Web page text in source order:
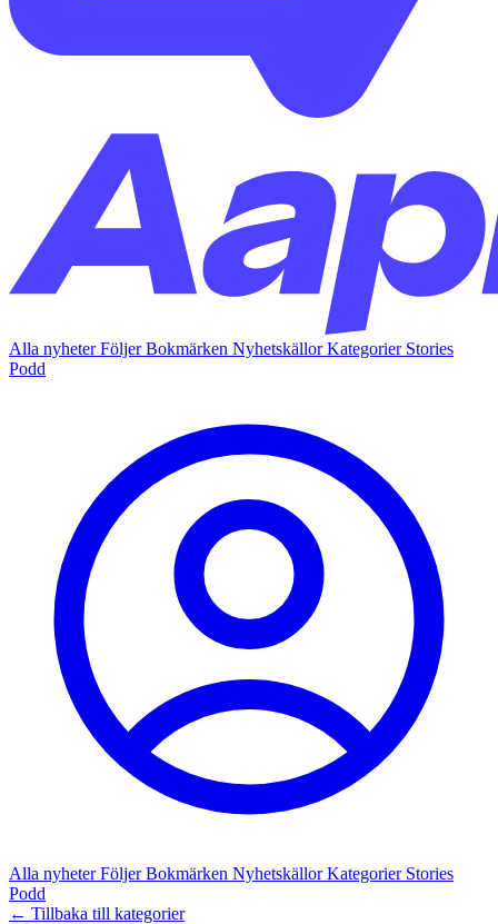
Alla nyheterFöljerBokmärken NyhetskällorKategorier Stories
Podd
Alla nyheterFöljerBokmärken NyhetskällorKategorier Stories
Podd
← Tillbaka till kategorier